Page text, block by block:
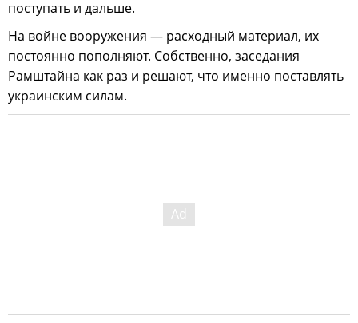
поступать и дальше.
На войне вооружения — расходный материал, их
постоянно пополняют. Собственно, заседания
Рамштайна как раз и решают, что именно поставлять
украинским силам.